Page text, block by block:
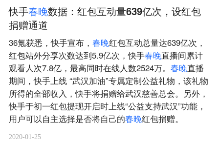
快手春晚数据：红包互动量639亿次，设红包
捐赠通道
36氪获悉，快手宣布， 春晚红包互动总量达639亿次，
红包站外分享次数达到5.9亿次，快手春晚直播间累计
观看人次7.8亿，最高同时在线人数2524万。 春晚直播
期间，快手上线 “武汉加油”专属定制公益礼物，该礼物
所得的全部收入，快手将捐赠给武汉慈善总会。另外，
快手于初一红包提现开启时上线“公益支持武汉”功能，
用户可以自主选择是否将自己的春晚红包捐赠。
2020-01-25